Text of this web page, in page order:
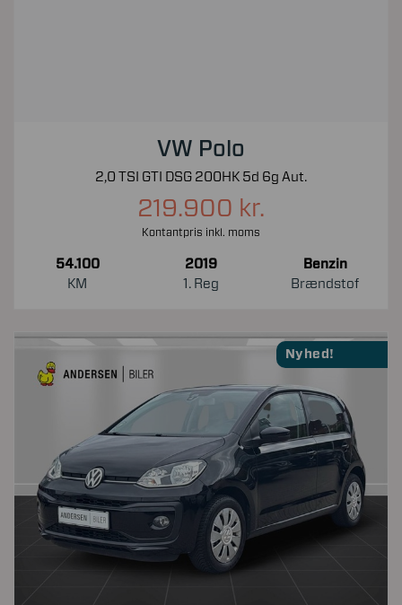
VW Polo
2,0 TSI GTI DSG 200HK 5d 6g Aut.
219.900 kr.
Kontantpris inkl. moms
54.100
KM
2019
1. Reg
Benzin
Brændstof
Nyhed!